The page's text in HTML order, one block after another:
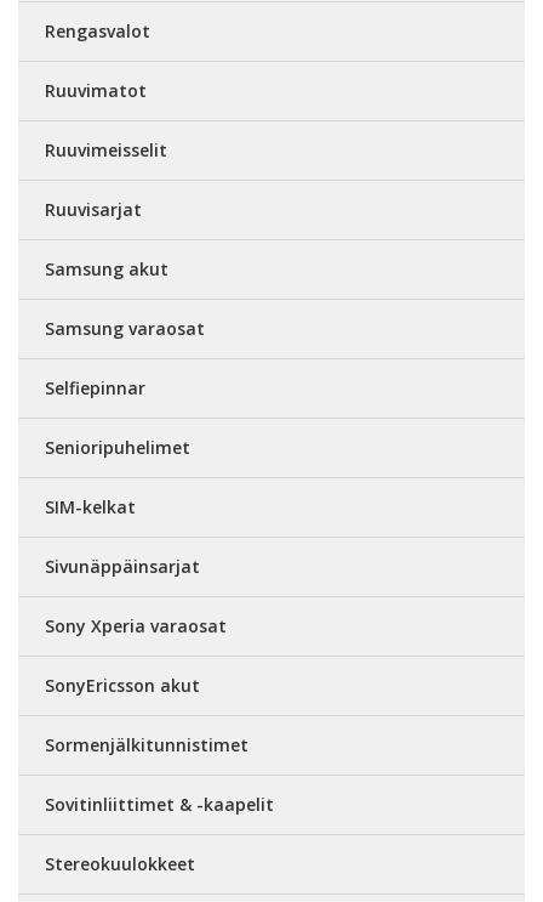
Rengasvalot
Ruuvimatot
Ruuvimeisselit
Ruuvisarjat
Samsung akut
Samsung varaosat
Selfiepinnar
Senioripuhelimet
SIM-kelkat
Sivunäppäinsarjat
Sony Xperia varaosat
SonyEricsson akut
Sormenjälkitunnistimet
Sovitinliittimet & -kaapelit
Stereokuulokkeet